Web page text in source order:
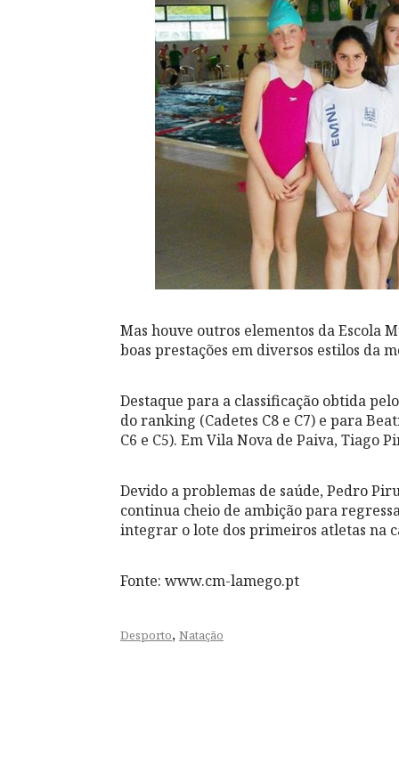
Mas houve outros elementos da Escola
boas prestações em diversos estilos da
Destaque para a classificação obtida
do ranking (Cadetes C8 e C7) e para
C6 e C5). Em Vila Nova de Paiva, Tiago
Devido a problemas de saúde, Pedro
continua cheio de ambição para
integrar o lote dos primeiros atletas na
Fonte: www.cm-lamego.pt
Desporto, Natação